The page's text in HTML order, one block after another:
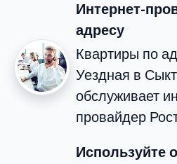
Интернет-
адресу
Квартиры по
Уездная в
обслуживает
провайдер
Используйте